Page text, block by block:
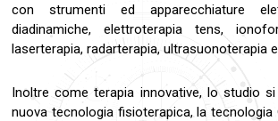
con strumenti ed apparecchiature
diadinamiche, elettroterapia tens,
laserterapia, radarterapia, ultrasuonoterapia
Inoltre come terapia innovative, lo studio
nuova tecnologia fisioterapica, la tecnologia